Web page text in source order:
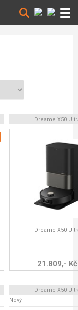
Dreame X50
Dreame X50
21.809,- Kč
Dreame X50
Nový